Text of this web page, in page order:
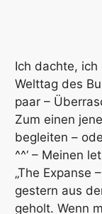
Ich dachte, ich
Welttag des
paar –
Zum einen
begleiten –
^^‘ – Meinen
„The Expanse
gestern aus
geholt. Wenn